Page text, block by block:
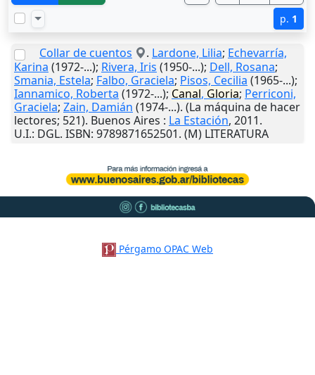
p. 1
Collar de cuentos . Lardone, Lilia; Echevarría,
Karina (1972-...); Rivera, Iris (1950-...); Dell, Rosana;
Smania, Estela; Falbo, Graciela; Pisos, Cecilia (1965-...);
Iannamico, Roberta (1972-...); Canal, Gloria; Perriconi,
Graciela; Zain, Damián (1974-...). (La máquina de hacer
lectores; 521). Buenos Aires : La Estación, 2011.
U.I.: DGL. ISBN: 9789871652501. (M) LITERATURA
Pérgamo OPAC Web